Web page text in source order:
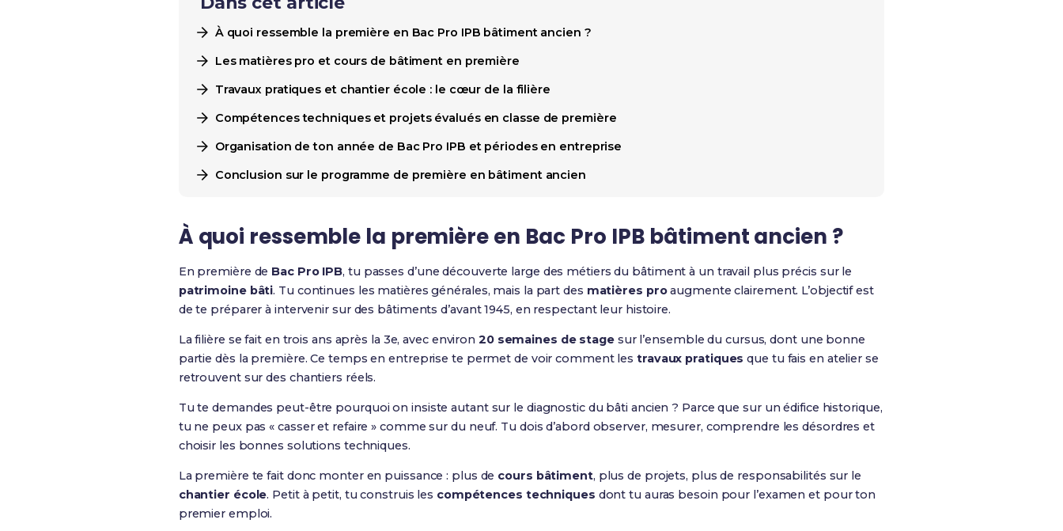
À quoi ressemble la première en Bac Pro IPB bâtiment ancien ?
Les matières pro et cours de bâtiment en première
Travaux pratiques et chantier école : le cœur de la filière
Compétences techniques et projets évalués en classe de première
Organisation de ton année de Bac Pro IPB et périodes en entreprise
Conclusion sur le programme de première en bâtiment ancien
À quoi ressemble la première en Bac Pro IPB bâtiment ancien ?
En première de Bac Pro IPB, tu passes d’une découverte large des métiers du bâtiment à un travail plus précis sur le
patrimoine bâti. Tu continues les matières générales, mais la part des matières proaugmente clairement. L’objectif est
de te préparer à intervenir sur des bâtiments d’avant 1945, en respectant leur histoire.
La filière se fait en trois ans après la 3e, avec environ 20 semaines de stagesur l’ensemble du cursus, dont une bonne
partie dès la première. Ce temps en entreprise te permet de voir comment lestravaux pratiques que tu fais en atelier se
retrouvent sur des chantiers réels.
Tu te demandes peut-être pourquoi on insiste autant sur le diagnostic du bâti ancien ? Parce que sur un édifice historique,
tu ne peux pas « casser et refaire » comme sur du neuf. Tu dois d’abord observer, mesurer, comprendre les désordres et
choisir les bonnes solutions techniques.
La première te fait donc monter en puissance : plus de cours bâtiment, plus de projets, plus de responsabilités sur le
chantier école. Petit à petit, tu construis les compétences techniques dont tu auras besoin pour l’examen et pour ton
premier emploi.